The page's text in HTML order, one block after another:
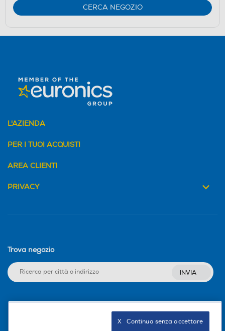
CERCA NEGOZIO
L'AZIENDA
PER I TUOI ACQUISTI
AREA CLIENTI
PRIVACY
Trova negozio
INVIA
X   Continua senza accettare